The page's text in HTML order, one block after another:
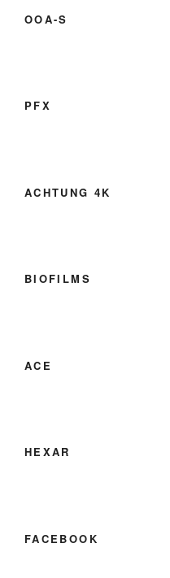
OOA-S
PFX
ACHTUNG 4K
BIOFILMS
ACE
HEXAR
FACEBOOK